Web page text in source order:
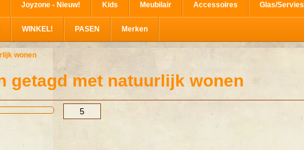
Joyzone - Nieuw! Kids Meubilair Accessoires Glas/Servies
WINKEL! PASEN Merken
wonen
getagd met natuurlijk wonen